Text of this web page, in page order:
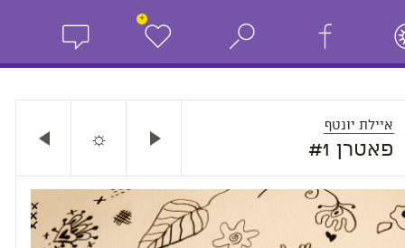
+
איילת יונטף
פאטרן #1 ☼